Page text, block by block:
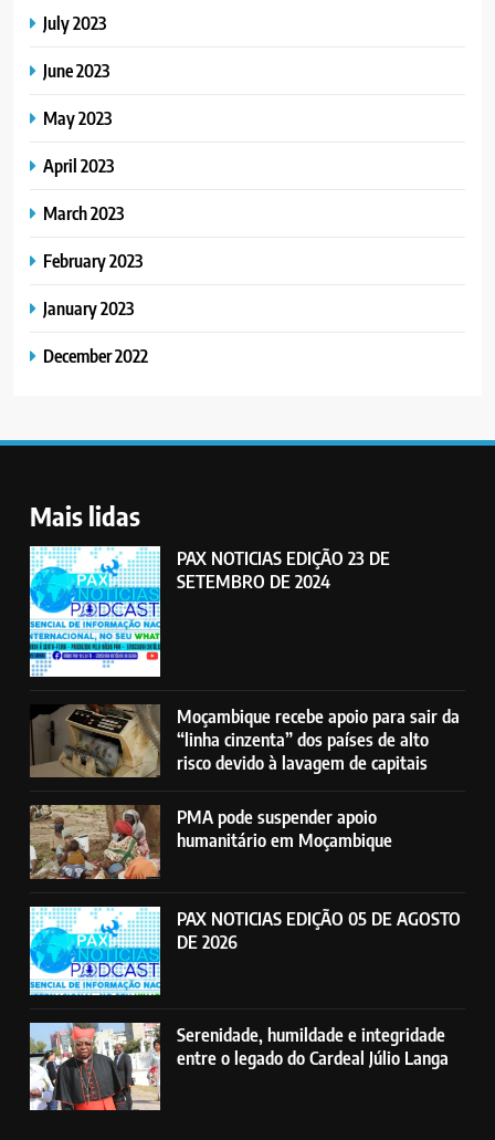
July 2023
June 2023
May 2023
April 2023
March 2023
February 2023
January 2023
December 2022
Mais lidas
PAX NOTICIAS EDIÇÃO 23 DE
SETEMBRO DE 2024
Moçambique recebe apoio para sair da
“linha cinzenta” dos países de alto
risco devido à lavagem de capitais
PMA pode suspender apoio
humanitário em Moçambique
PAX NOTICIAS EDIÇÃO 05 DE AGOSTO
DE 2026
Serenidade, humildade e integridade
entre o legado do Cardeal Júlio Langa